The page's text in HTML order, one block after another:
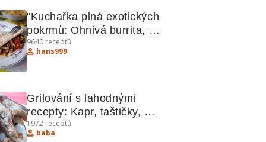
"Kuchařka plná exotických
pokrmů: Ohnivá burrita,
Kuřecí kari, Hradečtí
votroci"
9640 receptů
hans999
Grilování s lahodnými
recepty: Kapr, taštičky,
marináda a další!
1972 receptů
baba